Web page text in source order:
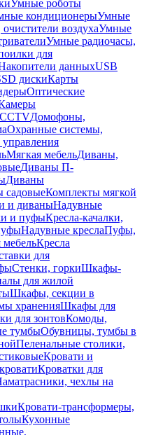
Умные роботы
кондиционерыУмные
воздухаУмные
Умные радиочасы,
для
данныхUSB
дискиКарты
Оптические
Домофоны,
Охранные системы,
Мягкая мебельДиваны,
Диваны П-
Диваны
садовыеКомплекты мягкой
и диваныНадувные
и пуфыКресла-качалки,
Надувные креслаПуфы,
мебельКресла
для
Стенки, горкиШкафы-
для жилой
Шкафы, секции в
храненияШкафы для
для зонтовКомоды,
тумбыОбувницы, тумбы в
Пеленальные столики,
Кровати и
Кроватки для
чехлы на
Кровати-трансформеры,
Кухонные